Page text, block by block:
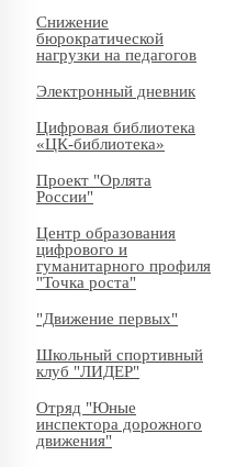
Снижение
бюрократической
нагрузки на педагогов
Электронный дневник
Цифровая библиотека
«ЦК-библиотека»
Проект "Орлята
России"
Центр образования
цифрового и
гуманитарного профиля
"Точка роста"
"Движение первых"
Школьный спортивный
клуб "ЛИДЕР"
Отряд "Юные
инспектора дорожного
движения"